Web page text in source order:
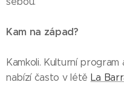
Kam na západ?
Kamkoli. Kulturní
nabízí často v létě La